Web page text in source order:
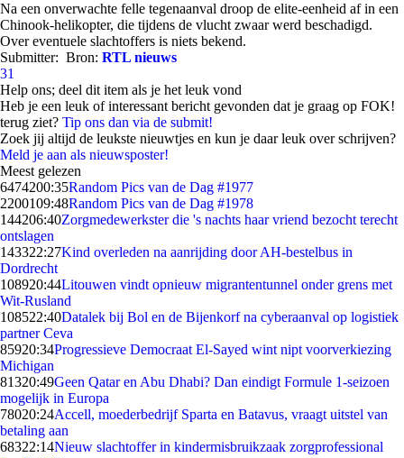
Na een onverwachte felle tegenaanval droop de elite-eenheid af in een
Chinook-helikopter, die tijdens de vlucht zwaar werd beschadigd.
Over eventuele slachtoffers is niets bekend.
Submitter: Bron: RTL nieuws
31
Help ons; deel dit item als je het leuk vond
Heb je een leuk of interessant bericht gevonden dat je graag op FOK!
terug ziet? Tip ons dan via de submit!
Zoek jij altijd de leukste nieuwtjes en kun je daar leuk over schrijven?
Meld je aan als nieuwsposter!
Meest gelezen
6474200:35Random Pics van de Dag #1977
2200109:48Random Pics van de Dag #1978
144206:40Zorgmedewerkster die 's nachts haar vriend bezocht terecht
ontslagen
143322:27Kind overleden na aanrijding door AH-bestelbus in
Dordrecht
108920:44Litouwen vindt opnieuw migrantentunnel onder grens met
Wit-Rusland
108522:40Datalek bij Bol en de Bijenkorf na cyberaanval op logistiek
partner Ceva
85920:34Progressieve Democraat El-Sayed wint nipt voorverkiezing
Michigan
81320:49Geen Qatar en Abu Dhabi? Dan eindigt Formule 1-seizoen
mogelijk in Europa
78020:24Accell, moederbedrijf Sparta en Batavus, vraagt uitstel van
betaling aan
68322:14Nieuw slachtoffer in kindermisbruikzaak zorgprofessional